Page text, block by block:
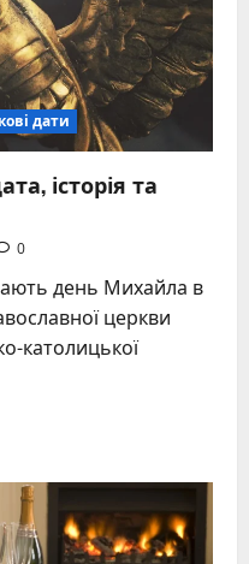
дати
історія та
0
день Михайла в
церкви
католицької